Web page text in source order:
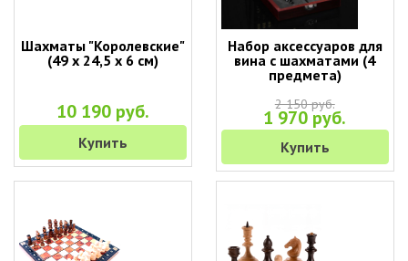
Шахматы "Королевские"
(49 х 24,5 х 6 см)
10 190 руб.
Купить
Набор аксессуаров для
вина с шахматами (4
предмета)
2 150 руб.
1 970 руб.
Купить